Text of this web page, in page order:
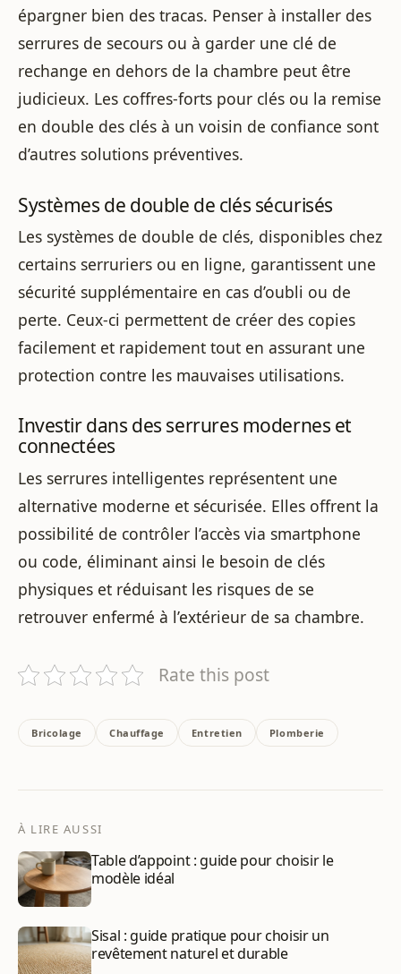
épargner bien des tracas. Penser à installer des
serrures de secours ou à garder une clé de
rechange en dehors de la chambre peut être
judicieux. Les coffres-forts pour clés ou la remise
en double des clés à un voisin de confiance sont
d’autres solutions préventives.
Systèmes de double de clés sécurisés
Les systèmes de double de clés, disponibles chez
certains serruriers ou en ligne, garantissent une
sécurité supplémentaire en cas d’oubli ou de
perte. Ceux-ci permettent de créer des copies
facilement et rapidement tout en assurant une
protection contre les mauvaises utilisations.
Investir dans des serrures modernes et
connectées
Les serrures intelligentes représentent une
alternative moderne et sécurisée. Elles offrent la
possibilité de contrôler l’accès via smartphone
ou code, éliminant ainsi le besoin de clés
physiques et réduisant les risques de se
retrouver enfermé à l’extérieur de sa chambre.
Rate this post
Bricolage Chauffage Entretien Plomberie
À LIRE AUSSI
Table d’appoint : guide pour choisir le
modèle idéal
Sisal : guide pratique pour choisir un
revêtement naturel et durable